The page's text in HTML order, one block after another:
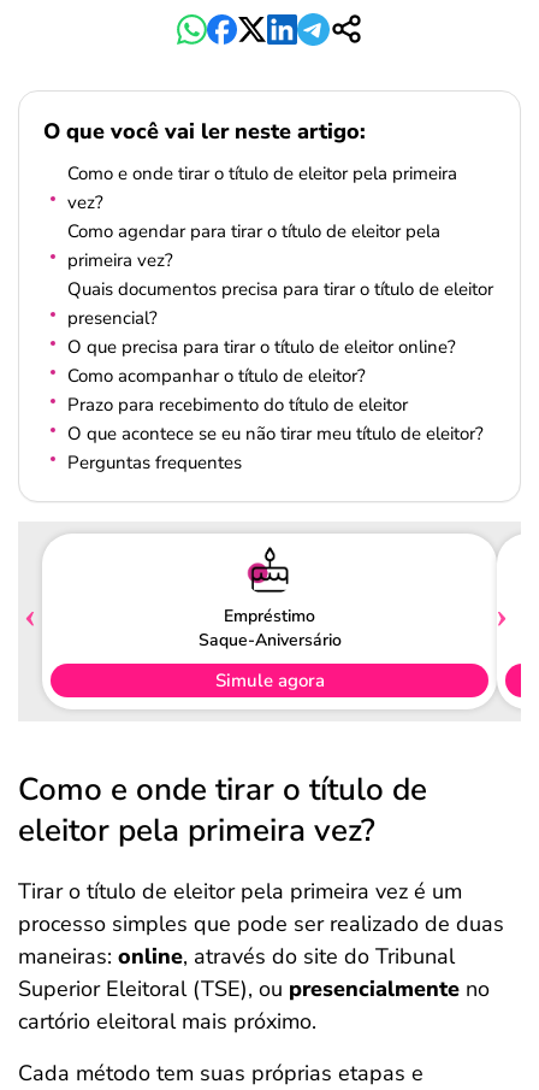
O que você vai ler neste artigo:
Como e onde tirar o título de eleitor pela primeira
vez?
Como agendar para tirar o título de eleitor pela
primeira vez?
Quais documentos precisa para tirar o título de eleitor
presencial?
O que precisa para tirar o título de eleitor online?
Como acompanhar o título de eleitor?
Prazo para recebimento do título de eleitor
O que acontece se eu não tirar meu título de eleitor?
Perguntas frequentes
Empréstimo
Saque-Aniversário
Simule agora
Como e onde tirar o título de
eleitor pela primeira vez?
Tirar o título de eleitor pela primeira vez é um
processo simples que pode ser realizado de duas
maneiras: online, através do site do Tribunal
Superior Eleitoral (TSE), ou presencialmente no
cartório eleitoral mais próximo.
Cada método tem suas próprias etapas e